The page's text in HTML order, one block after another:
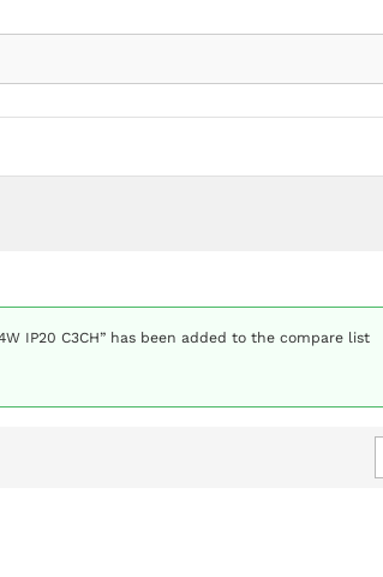
IP20 C3CH” has been added to the compare list